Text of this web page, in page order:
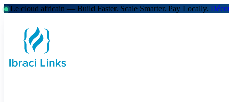
Le cloud africain — Build Faster. Scale Smarter. Pay Locally.